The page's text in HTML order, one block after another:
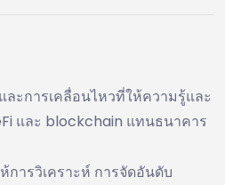
ะการเคลื่อนไหวที่ให้ความรู้และ
และ blockchain แทนธนาคาร
การวิเคราะห์ การจัดอันดับ